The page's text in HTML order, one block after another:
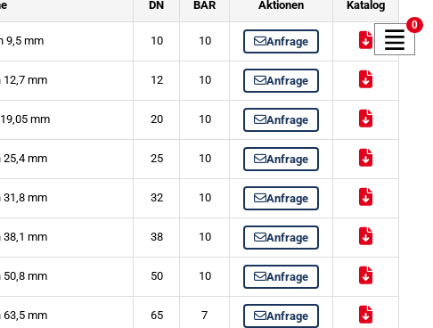
DN BAR Aktionen Katalog
9,5 mm 10 10 Anfrage
12,7 mm 12 10 Anfrage
mm 20 10 Anfrage
25,4 mm 25 10 Anfrage
31,8 mm 32 10 Anfrage
38,1 mm 38 10 Anfrage
50,8 mm 50 10 Anfrage
63,5 mm 65 7 Anfrage
0